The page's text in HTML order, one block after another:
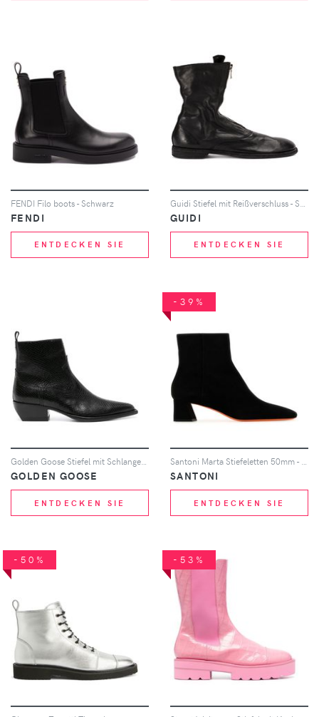
FENDI Filo boots - Schwarz
FENDI
ENTDECKEN SIE
GUIDI
ENTDECKEN SIE
GOLDEN GOOSE
ENTDECKEN SIE
-39%
SANTONI
ENTDECKEN SIE
-50% -53%